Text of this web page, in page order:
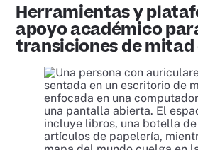
Herramientas y
apoyo académico
transiciones de mitad